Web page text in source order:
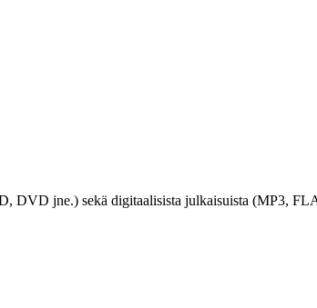
DVD jne.) sekä digitaalisista julkaisuista (MP3,